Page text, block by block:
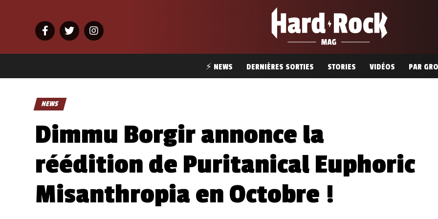
⚡ NEWS DERNIÈRES SORTIES STORIES VIDÉOS PAR
NEWS
Dimmu Borgir annonce la
réédition de Puritanical Euphoric
Misanthropia en Octobre !